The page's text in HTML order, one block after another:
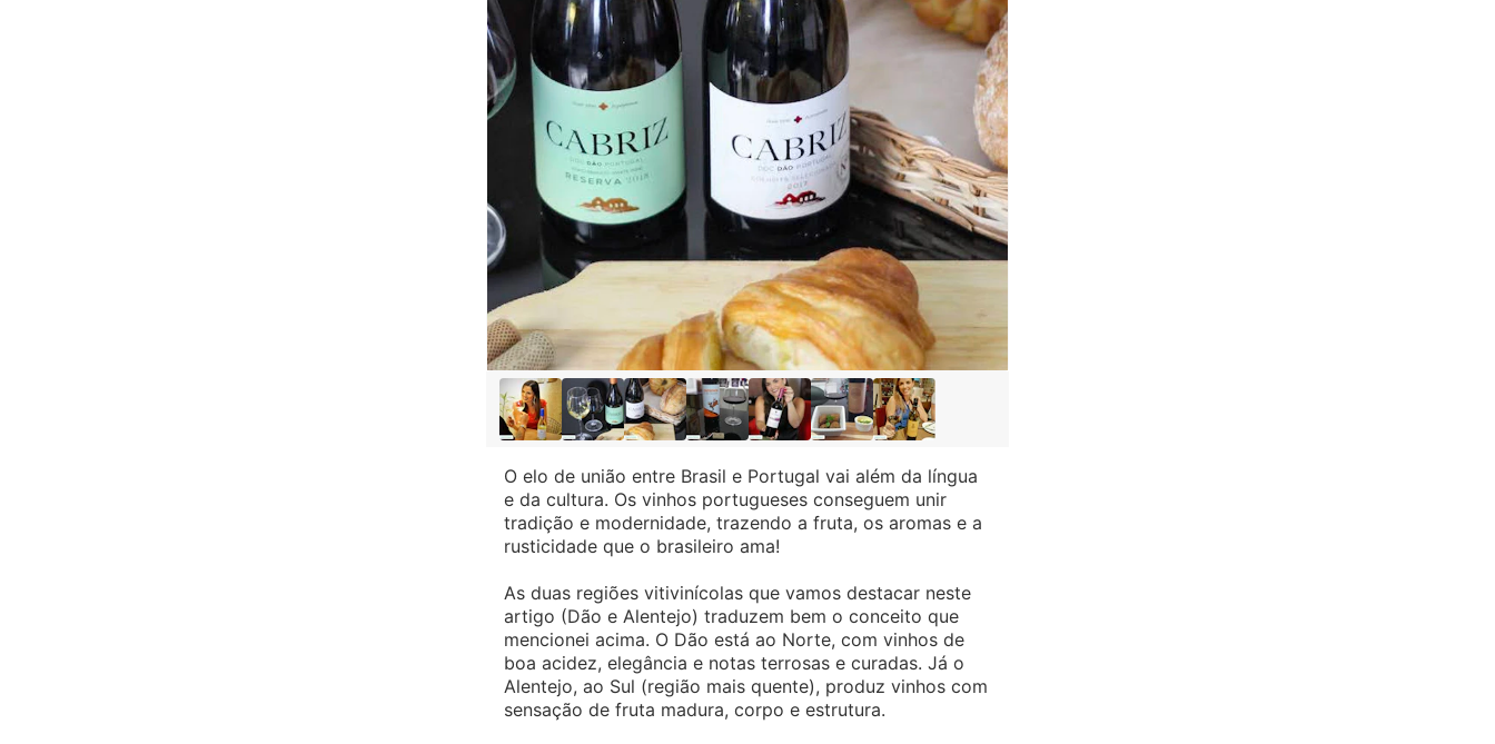
O elo de união entre Brasil e Portugal vai além da língua
e da cultura. Os vinhos portugueses conseguem unir
tradição e modernidade, trazendo a fruta, os aromas e a
rusticidade que o brasileiro ama!
As duas regiões vitivinícolas que vamos destacar neste
artigo (Dão e Alentejo) traduzem bem o conceito que
mencionei acima. O Dão está ao Norte, com vinhos de
boa acidez, elegância e notas terrosas e curadas. Já o
Alentejo, ao Sul (região mais quente), produz vinhos com
sensação de fruta madura, corpo e estrutura.